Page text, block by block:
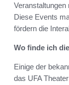
Diese Events
fördern die
Wo finde ich
Einige der
das UFA